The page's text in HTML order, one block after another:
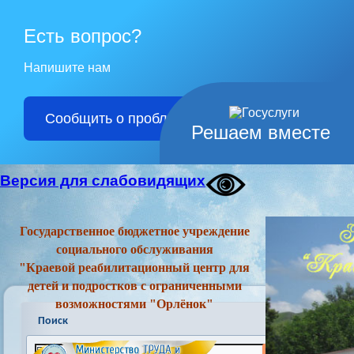
Решаем вместе
Есть вопрос?
Напишите нам
Сообщить о проблеме
Версия для слабовидящих
Государственное бюджетное учреждение
социального обслуживания
"Краевой реабилитационный центр для
детей и подростков с ограниченными
возможностями "Орлёнок"
Поиск